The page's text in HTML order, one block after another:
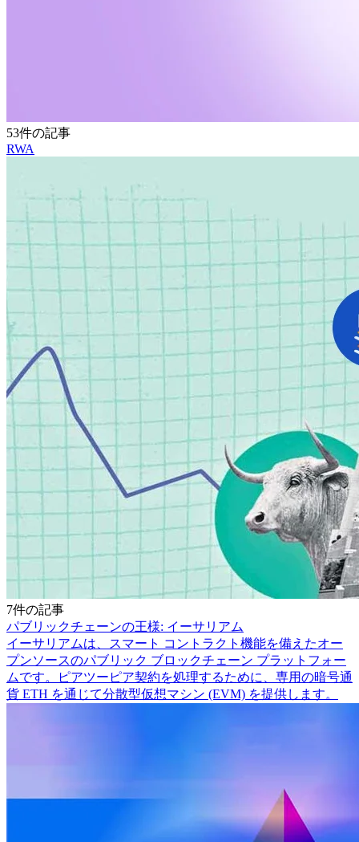
53件の記事
RWA
7件の記事
パブリックチェーンの王様: イーサリアム
イーサリアムは、スマート コントラクト機能を備えたオー
プンソースのパブリック ブロックチェーン プラットフォー
ムです。ピアツーピア契約を処理するために、専用の暗号通
貨 ETH を通じて分散型仮想マシン (EVM) を提供します。